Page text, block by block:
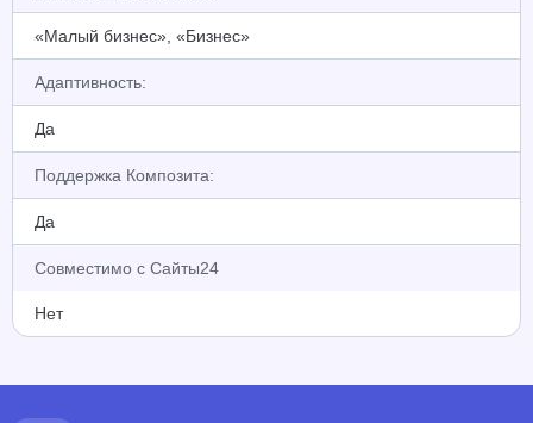
«Малый бизнес», «Бизнес»
Адаптивность:
Да
Поддержка Композита:
Да
Совместимо с Сайты24
Нет